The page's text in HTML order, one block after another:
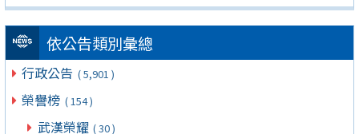
依公告類別彙總
行政公告 ( 5,901 )
榮譽榜 ( 154 )
武漢榮耀 ( 30 )